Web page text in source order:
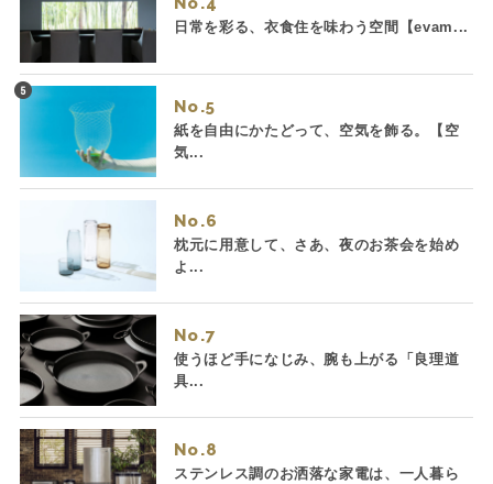
日常を彩る、衣食住を味わう空間【evam...
No.
紙を自由にかたどって、空気を飾る。【空
気...
No.
枕元に用意して、さあ、夜のお茶会を始め
よ...
No.
使うほど手になじみ、腕も上がる「良理道
具...
No.
ステンレス調のお洒落な家電は、一人暮ら